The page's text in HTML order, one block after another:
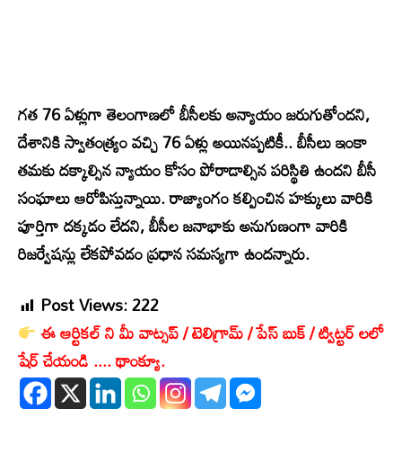
గత 76 ఏళ్లుగా తెలంగాణలో బీసీలకు అన్యాయం జరుగుతోందని,
దేశానికి స్వాతంత్ర్యం వచ్చి 76 ఏళ్లు అయినప్పటికీ.. బీసీలు ఇంకా
తమకు దక్కాల్సిన న్యాయం కోసం పోరాడాల్సిన పరిస్థితి ఉందని బీసీ
సంఘాలు ఆరోపిస్తున్నాయి. రాజ్యాంగం కల్పించిన హక్కులు వారికి
పూర్తిగా దక్కడం లేదని, బీసీల జనాభాకు అనుగుణంగా వారికి
రిజర్వేషన్లు లేకపోవడం ప్రధాన సమస్యగా ఉందన్నారు.
Post Views:222
ఈ ఆర్టికల్ ని మీ వాట్సప్ / టెలిగ్రామ్ / పేస్ బుక్ / ట్విట్టర్ లలో
షేర్ చేయండి .... థాంక్యూ.